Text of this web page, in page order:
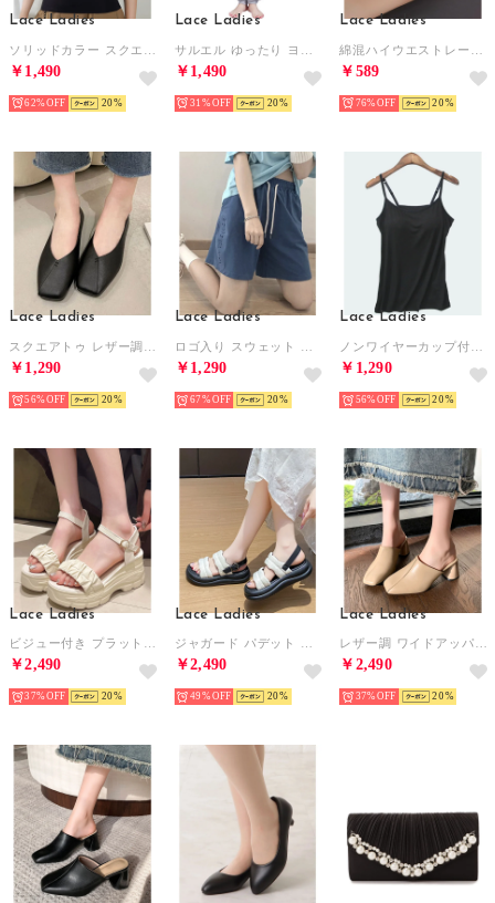
Lace Ladies
￥1,490
62% 20
Lace Ladies
￥1,490
31% 20
Lace Ladies
￥589
76% 20
Lace Ladies
￥1,290
56% 20
Lace Ladies
￥1,290
67% 20
Lace Ladies
￥1,290
56% 20
Lace Ladies
￥2,490
37% 20
Lace Ladies
￥2,490
49% 20
Lace Ladies
￥2,490
37% 20